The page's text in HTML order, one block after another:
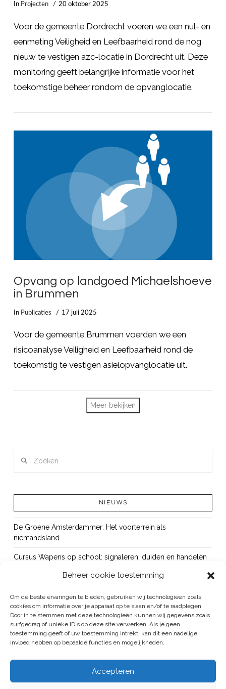
Beheer cookie toestemming
Om de beste ervaringen te bieden, gebruiken wij technologieën zoals
cookies om informatie over je apparaat op te slaan en/of te raadplegen.
Door in te stemmen met deze technologieën kunnen wij gegevens zoals
surfgedrag of unieke ID's op deze site verwerken. Als je geen
toestemming geeft of uw toestemming intrekt, kan dit een nadelige
invloed hebben op bepaalde functies en mogelijkheden.
Accepteren
LEES MEER
In Projecten 20 oktober 2025
Voor de gemeente Dordrecht voeren we een nul- en
eenmeting Veiligheid en Leefbaarheid rond de nog
nieuw te vestigen azc-locatie in Dordrecht uit. Deze
monitoring geeft belangrijke informatie voor het
toekomstige beheer rondom de opvanglocatie.
Opvang op landgoed Michaelshoeve
in Brummen
In Publicaties 17 juli 2025
Voor de gemeente Brummen voerden we een
risicoanalyse Veiligheid en Leefbaarheid rond de
toekomstig te vestigen asielopvanglocatie uit.
Meer bekijken
NIEUWS
De Groene Amsterdammer: Het voorterrein als
niemandsland
Cursus Wapens op school: signaleren, duiden en handelen
Bureau Beke ontwikkelt jeugdmonitor Aruba
Vacature: senior onderzoeker
GROEP